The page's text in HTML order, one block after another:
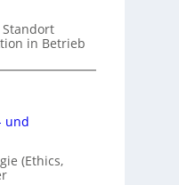
in Betrieb
und
(Ethics,